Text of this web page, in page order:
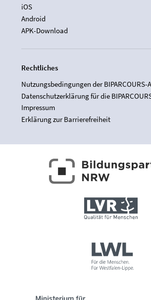
iOS
Android
APK-Download
Rechtliches
Nutzungsbedingungen der BIPARCOURS-
Datenschutzerklärung für die
Impressum
Erklärung zur Barrierefreiheit